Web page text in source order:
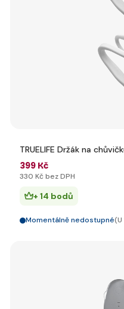
TRUELIFE Držák na
399 Kč
330 Kč bez DPH
+ 14 bodů
Momentálně nedostupné(U